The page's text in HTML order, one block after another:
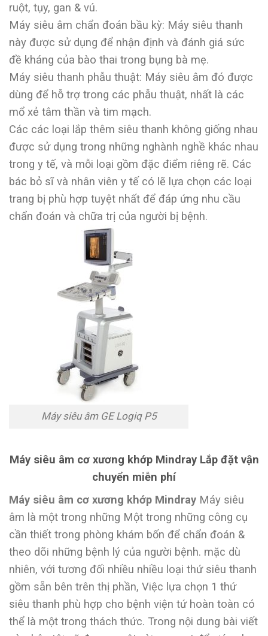
ruột, tụy, gan & vú.
Máy siêu âm chẩn đoán bầu kỳ: Máy siêu thanh
này được sử dụng để nhận định và đánh giá sức
đề kháng của bào thai trong bụng bà mẹ.
Máy siêu thanh phẫu thuật: Máy siêu âm đó được
dùng để hỗ trợ trong các phẫu thuật, nhất là các
mổ xẻ tâm thần và tim mạch.
Các các loại lắp thêm siêu thanh không giống nhau
được sử dụng trong những nghành nghề khác nhau
trong y tế, và mỗi loại gồm đặc điểm riêng rẽ. Các
bác bỏ sĩ và nhân viên y tế có lẽ lựa chọn các loại
trang bị phù hợp tuyệt nhất để đáp ứng nhu cầu
chẩn đoán và chữa trị của người bị bệnh.
Máy siêu âm GE Logiq P5
Máy siêu âm cơ xương khớp Mindray Lắp đặt vận
chuyển miễn phí
Máy siêu âm cơ xương khớp Mindray Máy siêu
âm là một trong những Một trong những công cụ
cần thiết trong phòng khám bốn để chẩn đoán &
theo dõi những bệnh lý của người bệnh. mặc dù
nhiên, với tương đối nhiều nhiều loại thứ siêu thanh
gồm sẵn bên trên thị phần, Việc lựa chọn 1 thứ
siêu thanh phù hợp cho bệnh viện tứ hoàn toàn có
thể là một trong thách thức. Trong nội dung bài viết